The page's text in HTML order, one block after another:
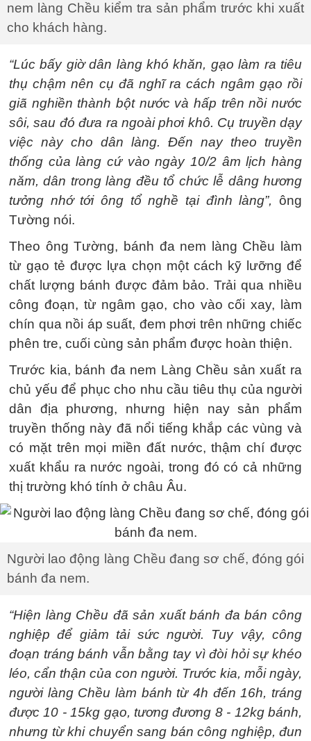
nem làng Chều kiểm tra sản phẩm trước khi xuất
cho khách hàng.
“Lúc bấy giờ dân làng khó khăn, gạo làm ra tiêu
thụ chậm nên cụ đã nghĩ ra cách ngâm gạo rồi
giã nghiền thành bột nước và hấp trên nồi nước
sôi, sau đó đưa ra ngoài phơi khô. Cụ truyền dạy
việc này cho dân làng. Đến nay theo truyền
thống của làng cứ vào ngày 10/2 âm lịch hàng
năm, dân trong làng đều tổ chức lễ dâng hương
tưởng nhớ tới ông tổ nghề tại đình làng”, ông
Tường nói.
Theo ông Tường, bánh đa nem làng Chều làm
từ gạo tẻ được lựa chọn một cách kỹ lưỡng để
chất lượng bánh được đảm bảo. Trải qua nhiều
công đoạn, từ ngâm gạo, cho vào cối xay, làm
chín qua nồi áp suất, đem phơi trên những chiếc
phên tre, cuối cùng sản phẩm được hoàn thiện.
Trước kia, bánh đa nem Làng Chều sản xuất ra
chủ yếu để phục cho nhu cầu tiêu thụ của người
dân địa phương, nhưng hiện nay sản phẩm
truyền thống này đã nổi tiếng khắp các vùng và
có mặt trên mọi miền đất nước, thậm chí được
xuất khẩu ra nước ngoài, trong đó có cả những
thị trường khó tính ở châu Âu.
Người lao động làng Chều đang sơ chế, đóng gói
bánh đa nem.
“Hiện làng Chều đã sản xuất bánh đa bán công
nghiệp để giảm tải sức người. Tuy vậy, công
đoạn tráng bánh vẫn bằng tay vì đòi hỏi sự khéo
léo, cẩn thận của con người. Trước kia, mỗi ngày,
người làng Chều làm bánh từ 4h đến 16h, tráng
được 10 - 15kg gạo, tương đương 8 - 12kg bánh,
nhưng từ khi chuyển sang bán công nghiệp, đun